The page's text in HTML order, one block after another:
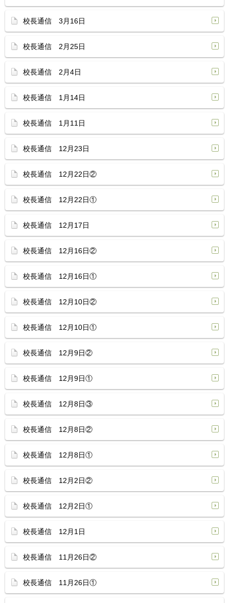
校長通信 3月16日
校長通信 2月25日
校長通信 2月4日
校長通信 1月14日
校長通信 1月11日
校長通信 12月23日
校長通信 12月22日②
校長通信 12月22日①
校長通信 12月17日
校長通信 12月16日②
校長通信 12月16日①
校長通信 12月10日②
校長通信 12月10日①
校長通信 12月9日②
校長通信 12月9日①
校長通信 12月8日③
校長通信 12月8日②
校長通信 12月8日①
校長通信 12月2日②
校長通信 12月2日①
校長通信 12月1日
校長通信 11月26日②
校長通信 11月26日①